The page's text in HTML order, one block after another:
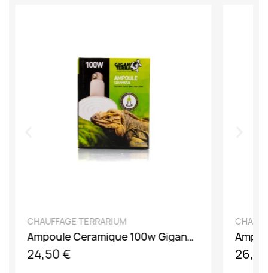
DÉCOUVRIR
CHAUFFAGE TERRARIUM
Ampoule Ceramique 100w GiganTerra
24,50 €